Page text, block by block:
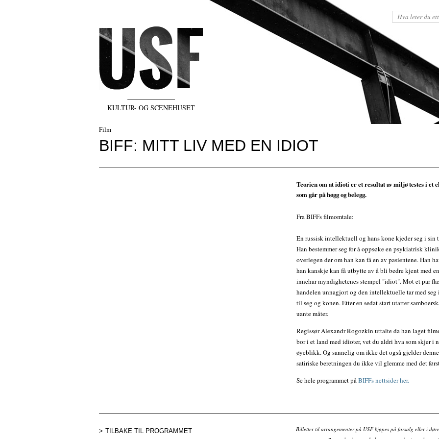
KULTUR- OG SCENEHUSET
Film
BIFF: MITT LIV MED EN IDIOT
Teorien om at idioti er et resultat av miljø testes i et
som går på høgg og belegg.
Fra BIFFs filmomtale:
En russisk intellektuell og hans kone kjeder seg i sin
Han bestemmer seg for å oppsøke en psykiatrisk
overlegen der om han kan få en av pasientene. Han
han kanskje kan få utbytte av å bli bedre kjent med
innehar myndighetenes stempel "idiot". Mot et par
handelen unnagjort og den intellektuelle tar med
til seg og konen. Etter en sedat start utarter
uante måter.
Regissør Alexandr Rogozkin uttalte da han laget
bor i et land med idioter, vet du aldri hva som skjer i
øyeblikk. Og sannelig om ikke det også gjelder
satiriske beretningen du ikke vil glemme med det
Se hele programmet påBIFFs nettsider her.
TILBAKE TIL PROGRAMMET
Billetter til arrangementer på USF kjøpes på forsalg eller i